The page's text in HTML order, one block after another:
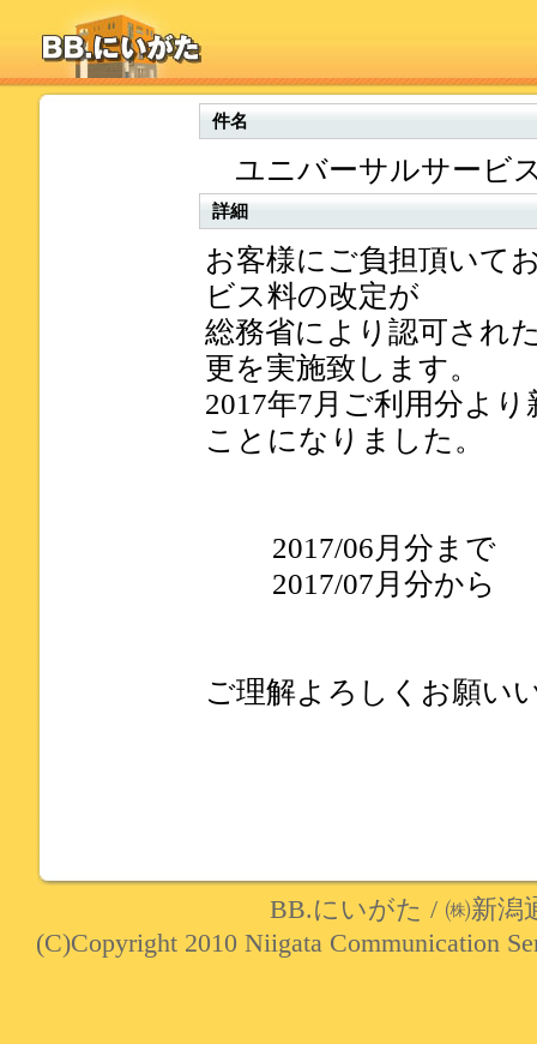
件名
ユニバーサルサービ
詳細
お客様にご負担頂いて
ビス料の改定が
総務省により認可され
更を実施致します。
2017年7月ご利用分よ
ことになりました。
2017/06月分まで
2017/07月分から
ご理解よろしくお願い
BB.にいがた / ㈱新潟
(C)Copyright 2010 Niigata Communication